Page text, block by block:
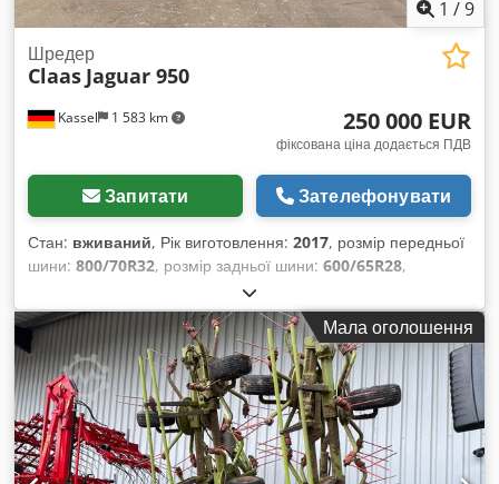
1 /9
Kassel 1 583 km
Шредер
Claas Jaguar 950
250 000 EUR
фіксована ціна додається ПДВ
Запитати Зателефонувати
Стан: вживаний, Рік виготовлення: 2017, розмір передньої
шини: 800/70R32, розмір задньої шини: 600/65R28,
Мала оголошення